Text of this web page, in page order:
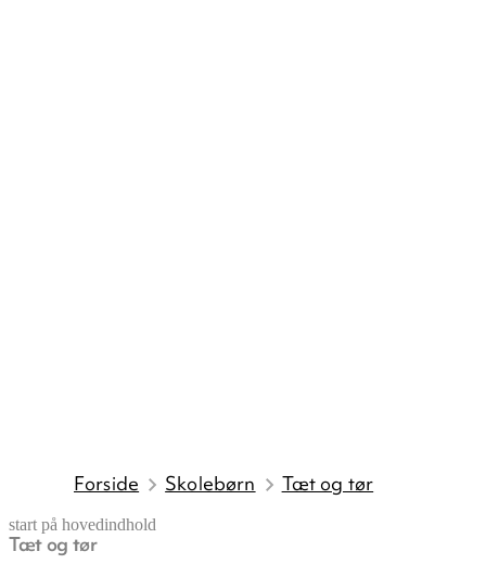
Forside Skolebørn Tæt og tør
start på hovedindhold
Tæt og tør
senest opdateret 18. februar 2026